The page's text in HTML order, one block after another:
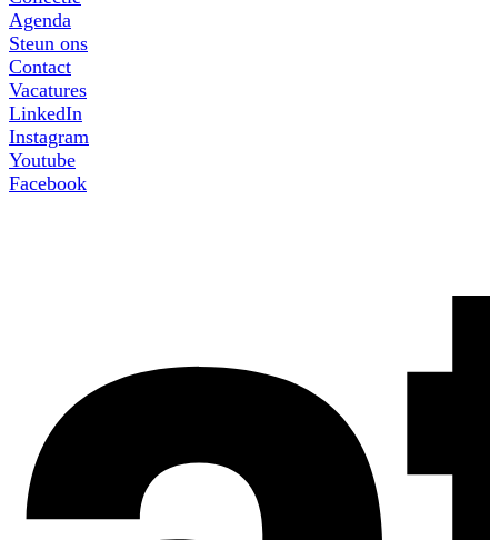
Agenda
Steun ons
Contact
Vacatures
LinkedIn
Instagram
Youtube
Facebook